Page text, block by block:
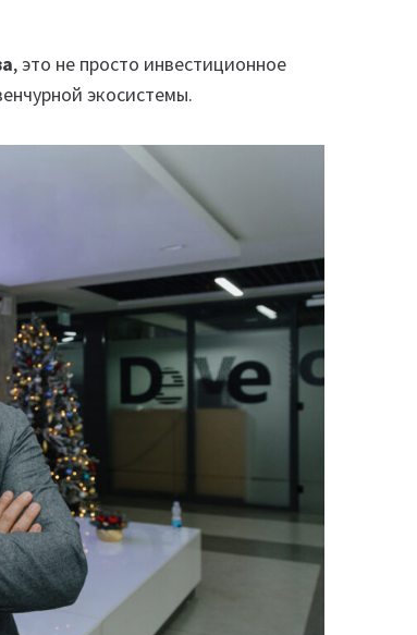
, это не просто инвестиционное
экосистемы.